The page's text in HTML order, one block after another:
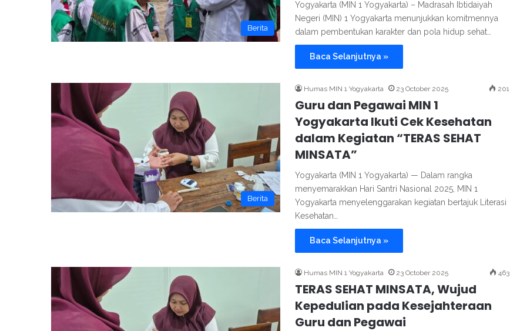
Berita
Yogyakarta (MIN 1 Yogyakarta) – Madrasah Ibtidaiyah
Negeri (MIN) 1 Yogyakarta menunjukkan komitmennya
dalam pembentukan karakter dan pola hidup sehat…
Baca Selanjutnya »
Berita
Humas MIN 1 Yogyakarta 23 October 2025 201
Guru dan Pegawai MIN 1
Yogyakarta Ikuti Cek Kesehatan
dalam Kegiatan “TERAS SEHAT
MINSATA”
Yogyakarta (MIN 1 Yogyakarta) — Dalam rangka
menyemarakkan Hari Santri Nasional 2025, MIN 1
Yogyakarta menyelenggarakan kegiatan bertajuk Literasi
Kesehatan…
Baca Selanjutnya »
Humas MIN 1 Yogyakarta 23 October 2025 463
TERAS SEHAT MINSATA, Wujud
Kepedulian pada Kesejahteraan
Guru dan Pegawai